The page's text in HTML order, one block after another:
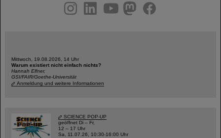
youtubehelmholtz.socialfacebook
Mittwoch, 19.08.2026, 14 Uhr
Warum existiert nicht einfach nichts?
Hannah Elfner,
GSI/FAIR/Goethe-Universität
Anmeldung und weitere Informationen
SCIENCE POP-UP
geöffnet Di – Fr,
12 – 17 Uhr
Sa, 11.07.26, 10:30-16:00 Uhr